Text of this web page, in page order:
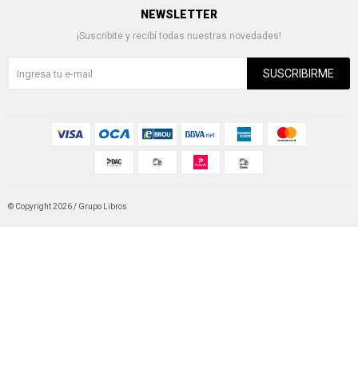
NEWSLETTER
¡Suscribite y recibí todas nuestras novedades!
SUSCRIBIRME
© Copyright 2026 / Grupo Libros